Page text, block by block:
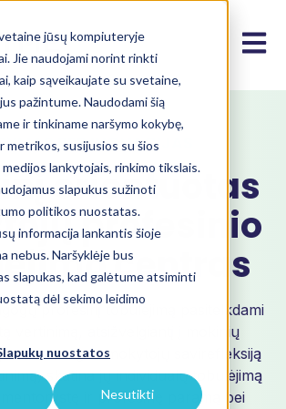
jūsų kompiuteryje
Jie naudojami norint rinkti
kaip sąveikaujate su svetaine,
pažintume. Naudodami šią
ir tinkiname naršymo kokybę,
metrikos, susijusios su šios
lankytojais, rinkimo tikslais.
slapukus sužinoti
politikos nuostatas.
informacija lankantis šioje
nebus. Naršyklėje bus
slapukas, kad galėtume atsiminti
dėl sekimo leidimo
nuostatos
Nesutikti
Open
PER INOVACIJAS
orientuotas
profesinio
centras
profesinį tobulėjimą pasitelkdami
vertinimą, atsižvelgiantį į mokinių
procesas ugdo mokytojų savirefleksiją
skatina jų individualų tobulėjimą
mentorystę ir profesinę paramą bei